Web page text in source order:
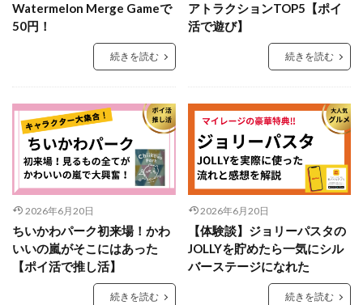
Watermelon Merge Gameで
50円！
続きを読む
アトラクションTOP5【ポイ
活で遊び】
続きを読む
2026年6月20日
ちいかわパーク初来場！かわ
いいの嵐がそこにはあった
【ポイ活で推し活】
続きを読む
2026年6月20日
【体験談】ジョリーパスタの
JOLLYを貯めたら一気にシル
バーステージになれた
続きを読む